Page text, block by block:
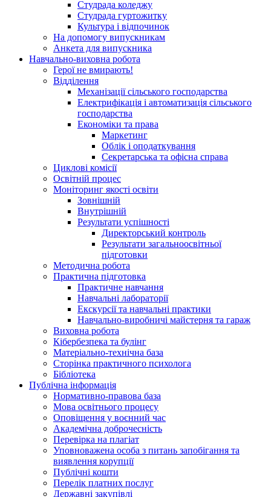
Студрада коледжу
Студрада гуртожитку
Культура і відпочинок
На допомогу випускникам
Анкета для випускника
Навчально-виховна робота
Герої не вмирають!
Відділення
Механізації сільського господарства
Електрифікація і автоматизація сільського
господарства
Економіки та права
Маркетинг
Облік і оподаткування
Секретарська та офісна справа
Циклові комісії
Освітній процес
Моніторинг якості освіти
Зовнішній
Внутрішній
Результати успішності
Директорський контроль
Результати загальноосвітньої
підготовки
Методична робота
Практична підготовка
Практичне навчання
Навчальні лабораторії
Екскурсії та навчальні практики
Навчально-виробничі майстерня та гараж
Виховна робота
Кібербезпека та булінг
Матеріально-технічна база
Сторінка практичного психолога
Бібліотека
Публічна інформація
Нормативно-правова база
Мова освітнього процесу
Оповіщення у воєнний час
Академічна доброчесність
Перевірка на плагіат
Уповноважена особа з питань запобігання та
виявлення корупції
Публічні кошти
Перелік платних послуг
Державні закупівлі